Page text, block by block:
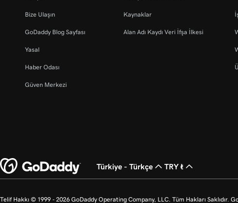
Bize Ulaşın
GoDaddy Blog Sayfası
Yasal
Haber Odası
Güven Merkezi
Kaynaklar
Alan Adı Kaydı Veri İfşa İlkesi
Türkiye - Türkçe TRY ₺
Telif Hakkı © 1999 - 2026 GoDaddy Operating Company, LLC. Tüm Hakları